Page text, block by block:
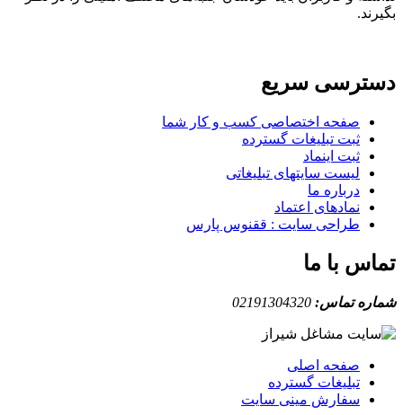
بگیرند.
دسترسی سریع
صفحه اختصاصی کسب و کار شما
ثبت تبلیغات گسترده
ثبت اینماد
لیست سایتهای تبلیغاتی
درباره ما
نمادهای اعتماد
طراحی سایت : ققنوس پارس
تماس با ما
شماره تماس: 02191304320
صفحه اصلی
تبلیغات گسترده
سفارش مینی سایت